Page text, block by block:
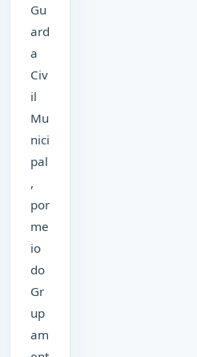
Gu
ard
a
Civ
il
Mu
nici
pal
,
por
me
io
do
Gr
up
am